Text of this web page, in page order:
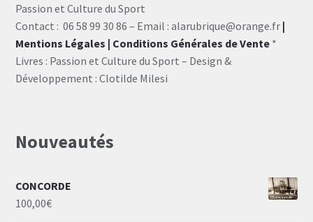
Passion et Culture du Sport
Contact : 06 58 99 30 86 – Email : alarubrique@orange.fr |
Mentions Légales | Conditions Générales de Vente *
Livres : Passion et Culture du Sport – Design &
Développement : Clotilde Milesi
Nouveautés
CONCORDE
100,00€